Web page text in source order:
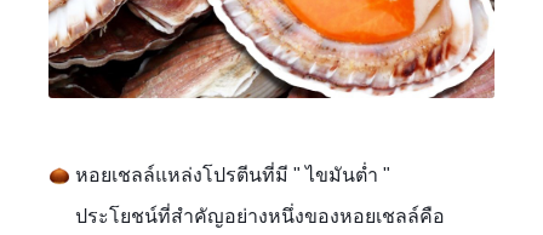
????หอยเชลล์แหล่งโปรตีนที่มี " ไขมันต่ำ "
????‍♀️
ประโยชน์ที่สำคัญอย่างหนึ่งของหอยเชลล์คือ